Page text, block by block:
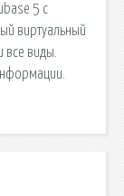
5 с
виртуальный
все виды.